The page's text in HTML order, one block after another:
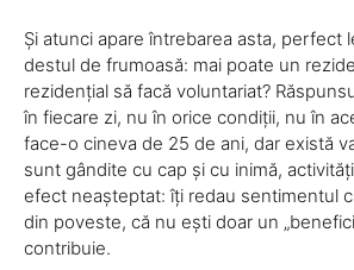
Și atunci apare întrebarea asta, perfect
destul de frumoasă: mai poate un
rezidențial să facă voluntariat?
în fiecare zi, nu în orice condiții, nu în
face-o cineva de 25 de ani, dar există
sunt gândite cu cap și cu inimă,
efect neașteptat: îți redau sentimentul
din poveste, că nu ești doar un
contribuie.